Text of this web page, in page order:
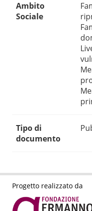
Ambito
Sociale
Tipo di
documento
Progetto realizzato da